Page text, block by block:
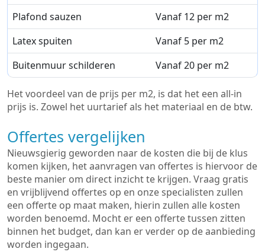
Plafond sauzen
Vanaf 12 per m2
Latex spuiten
Vanaf 5 per m2
Buitenmuur schilderen
Vanaf 20 per m2
Het voordeel van de prijs per m2, is dat het een all-in
prijs is. Zowel het uurtarief als het materiaal en de btw.
Offertes vergelijken
Nieuwsgierig geworden naar de kosten die bij de klus
komen kijken, het aanvragen van offertes is hiervoor de
beste manier om direct inzicht te krijgen. Vraag gratis
en vrijblijvend offertes op en onze specialisten zullen
een offerte op maat maken, hierin zullen alle kosten
worden benoemd. Mocht er een offerte tussen zitten
binnen het budget, dan kan er verder op de aanbieding
worden ingegaan.